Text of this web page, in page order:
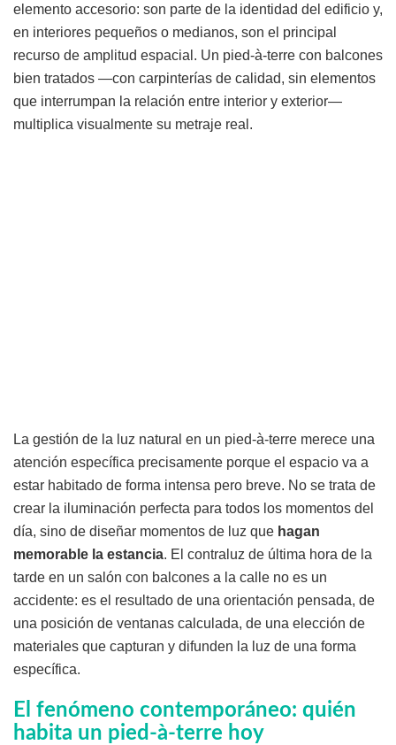
elemento accesorio: son parte de la identidad del edificio y,
en interiores pequeños o medianos, son el principal
recurso de amplitud espacial. Un pied-à-terre con balcones
bien tratados —con carpinterías de calidad, sin elementos
que interrumpan la relación entre interior y exterior—
multiplica visualmente su metraje real.
La gestión de la luz natural en un pied-à-terre merece una
atención específica precisamente porque el espacio va a
estar habitado de forma intensa pero breve. No se trata de
crear la iluminación perfecta para todos los momentos del
día, sino de diseñar momentos de luz que hagan
memorable la estancia. El contraluz de última hora de la
tarde en un salón con balcones a la calle no es un
accidente: es el resultado de una orientación pensada, de
una posición de ventanas calculada, de una elección de
materiales que capturan y difunden la luz de una forma
específica.
El fenómeno contemporáneo: quién
habita un pied-à-terre hoy